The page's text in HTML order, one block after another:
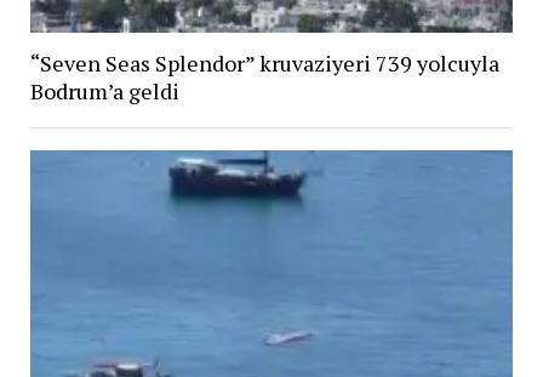
“Seven Seas Splendor” kruvaziyeri 739 yolcuyla
Bodrum’a geldi